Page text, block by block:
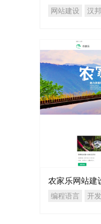
网站建设 汉
农家乐网站建
编程语言 开